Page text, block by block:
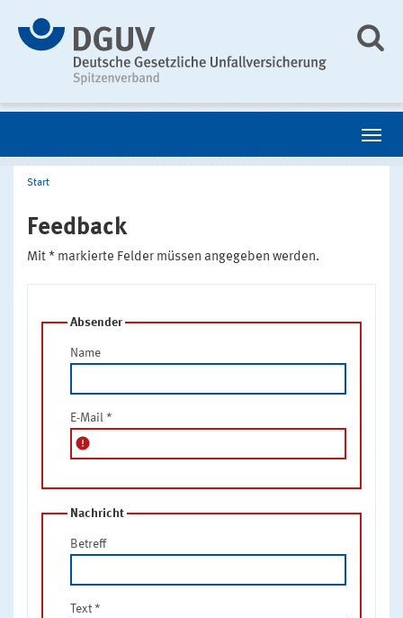
Start
Feedback
Mit * markierte Felder müssen angegeben werden.
Absender
Name
E-Mail *
error
Nachricht
Betreff
Text *